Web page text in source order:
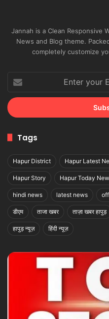
Jannah is a Clean Responsive
News and Blog theme.
completely customize
Enter
Email
address
Tags
Hapur District Hapur Latest
Hapur Story Hapur Today
hindi news latest news
डीएम ताजा खबर ताज़ा खबर हापुड़
हापुड़ न्यूज़ हिंदी न्यूज़